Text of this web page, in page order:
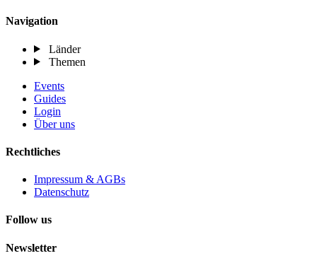
Navigation
Länder
Themen
Events
Guides
Login
Über uns
Rechtliches
Impressum & AGBs
Datenschutz
Follow us
Newsletter